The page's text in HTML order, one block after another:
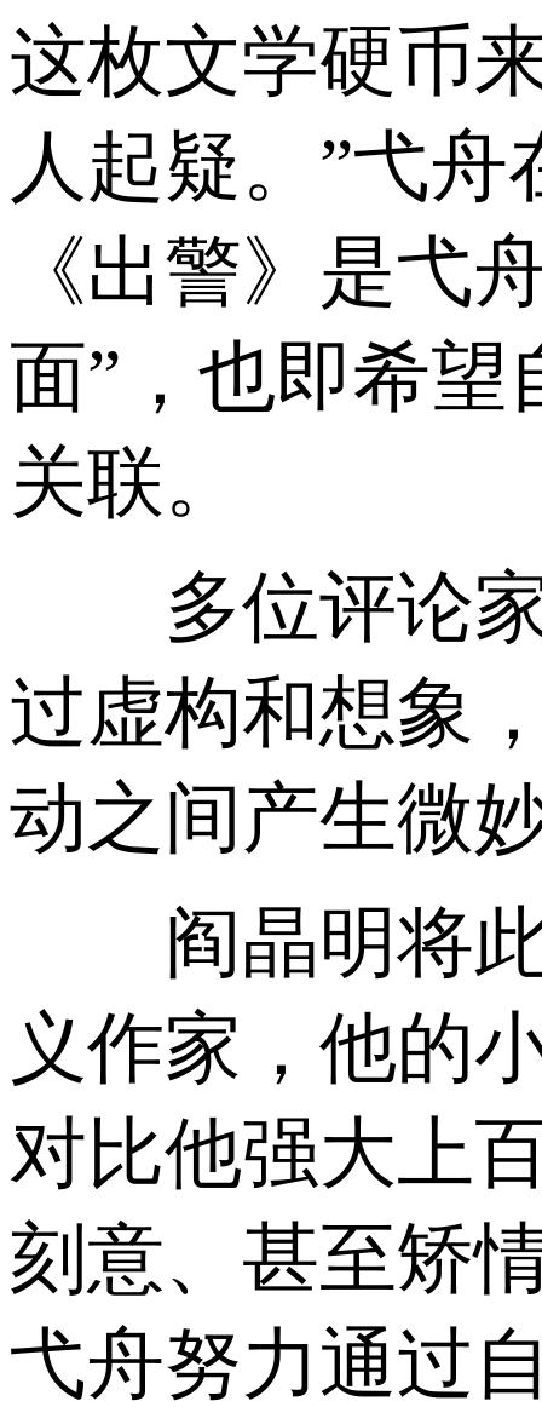
这枚文学硬币
人起疑。”弋
《出警》是弋
面”，也即希
关联。
多位评论家
过虚构和想象
动之间产生微
阎晶明将此
义作家，他的
对比他强大上
刻意、甚至矫
弋舟努力通过